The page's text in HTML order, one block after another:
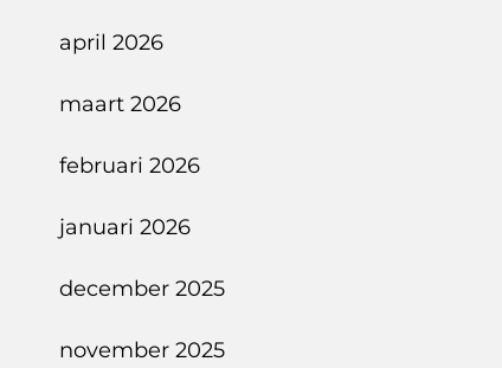
april 2026
maart 2026
februari 2026
januari 2026
december 2025
november 2025